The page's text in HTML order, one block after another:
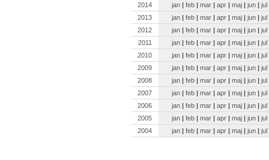
2014
jan | feb | mar | apr | maj | jun | jul
2013
jan | feb | mar | apr | maj | jun | jul
2012
jan | feb | mar | apr | maj | jun | jul
2011
jan | feb | mar | apr | maj | jun | jul
2010
jan | feb | mar | apr | maj | jun | jul
2009
jan | feb | mar | apr | maj | jun | jul
2008
jan | feb | mar | apr | maj | jun | jul
2007
jan | feb | mar | apr | maj | jun | jul
2006
jan | feb | mar | apr | maj | jun | jul
2005
jan | feb | mar | apr | maj | jun | jul
2004
jan | feb | mar | apr | maj | jun | jul